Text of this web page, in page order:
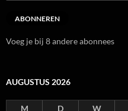
ABONNEREN
Voeg je bij 8 andere abonnees
AUGUSTUS 2026
M D W